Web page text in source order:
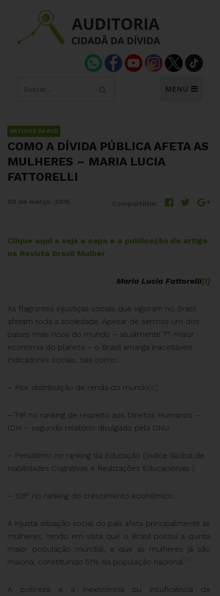
MENU
ARTIGOS DA ACD
COMO A DÍVIDA PÚBLICA AFETA AS
MULHERES – MARIA LUCIA
FATTORELLI
Clique aqui e veja a capa e a publicação do artigo
na Revista Brasil Mulher
Maria Lucia Fattorelli[i]
As flagrantes injustiças sociais que vigoram no Brasil
afetam toda a sociedade. Apesar de sermos um dos
países mais ricos do mundo – atualmente 7a. maior
economia do planeta – o Brasil amarga inaceitáveis
indicadores sociais, tais como:
– Pior distribuição de renda do mundo[ii];
– 79º no ranking de respeito aos Direitos Humanos –
IDH – segundo relatório divulgado pela ONU
– Penúltimo no ranking da Educação (Índice Global de
Habilidades Cognitivas e Realizações Educacionais )
– 128o no ranking do crescimento econômico
A injusta situação social do país afeta principalmente às
mulheres, tendo em vista que o Brasil possui a quinta
maior população mundial, e que as mulheres já são
maioria, constituindo 51% da população nacional [iii] .
A pobreza e a inexistência ou insuficiência de